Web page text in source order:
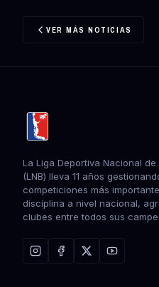
VER MÁS NOTICIAS
La Liga Deportiva Nacional de
(LNB) lleva 11 años
competiciones más
disciplina a nivel nacional,
clubes entre todos sus